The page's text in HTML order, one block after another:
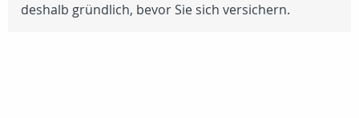
deshalb gründlich, bevor Sie sich versichern.